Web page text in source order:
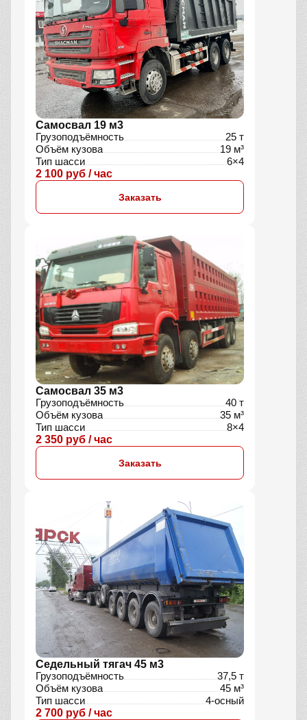
Самосвал 19 м3
Грузоподъёмность
25 т
Объём кузова
19 м³
Тип шасси
6×4
2 100 руб / час
Заказать
Самосвал 35 м3
Грузоподъёмность
40 т
Объём кузова
35 м³
Тип шасси
8×4
2 350 руб / час
Заказать
Седельный тягач 45 м3
Грузоподъёмность
37,5 т
Объём кузова
45 м³
Тип шасси
4-осный
2 700 руб / час